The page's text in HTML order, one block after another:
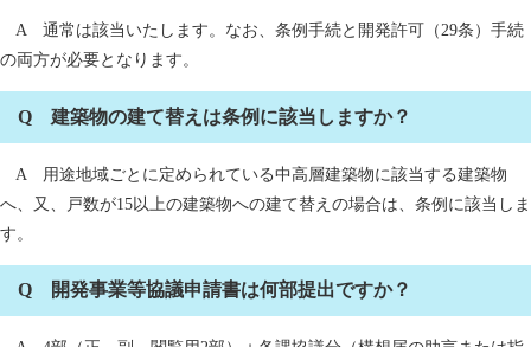
A 通常は該当いたします。なお、条例手続と開発許可（29条）手続
の両方が必要となります。
Q 建築物の建て替えは条例に該当しますか？
A 用途地域ごとに定められている中高層建築物に該当する建築物
へ、又、戸数が15以上の建築物への建て替えの場合は、条例に該当しま
す。
Q 開発事業等協議申請書は何部提出ですか？